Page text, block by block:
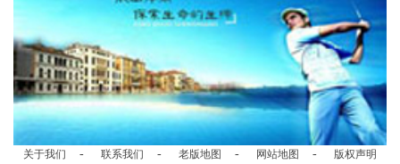
关于我们 - 联系我们 - 老版地图 - 网站地图 - 版权声明